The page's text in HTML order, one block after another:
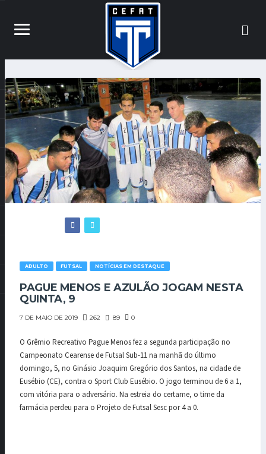
ADULTO FUTSAL NOTÍCIAS EM DESTAQUE
PAGUE MENOS E AZULÃO JOGAM NESTA
QUINTA, 9
7 DE MAIO DE 2019 262 89 0
O Grêmio Recreativo Pague Menos fez a segunda participação no
Campeonato Cearense de Futsal Sub-11 na manhã do último
domingo, 5, no Ginásio Joaquim Gregório dos Santos, na cidade de
Eusébio (CE), contra o Sport Club Eusébio. O jogo terminou de 6 a 1,
com vitória para o adversário. Na estreia do certame, o time da
farmácia perdeu para o Projeto de Futsal Sesc por 4 a 0.